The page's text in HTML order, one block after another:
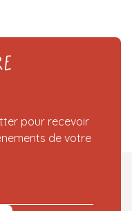
pour recevoir
de votre